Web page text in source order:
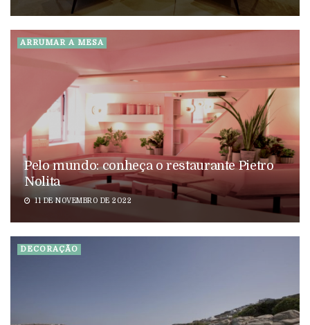
ARRUMAR A MESA
Pelo mundo: conheça o restaurante Pietro
Nolita
11 DE NOVEMBRO DE 2022
DECORAÇÃO